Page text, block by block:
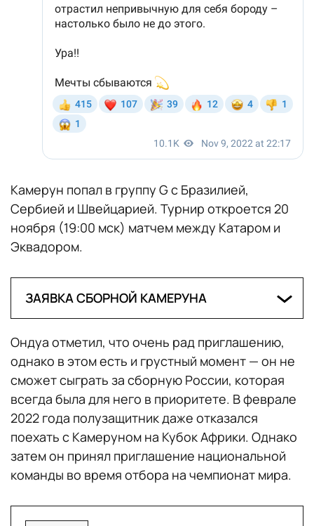
Камерун попал в группу G с Бразилией,
Сербией и Швейцарией. Турнир откроется 20
ноября (19:00 мск) матчем между Катаром и
Эквадором.
ЗАЯВКА СБОРНОЙ КАМЕРУНА
Девис Эпасси («Абха», Саудовская
Аравия), Симон Нгапандуанбю
(«Марсель», Франция)
Защитники: Жан-Шарль Кастеллетто
(«Нант», Франция), Энцо Эбосс
(«Удинезе», Италия), Коллинз Фэ («Аль
Таи», Саудовская Аравия), Оливье Мбайзо
(«Сиэтл», США), Николя Нкулу («Арис»,
Ондуа отметил, что очень рад приглашению,
однако в этом есть и грустный момент — он не
сможет сыграть за сборную России, которая
всегда была для него в приоритете. В феврале
2022 года полузащитник даже отказался
поехать с Камеруном на Кубок Африки. Однако
затем он принял приглашение национальной
команды во время отбора на чемпионат мира.